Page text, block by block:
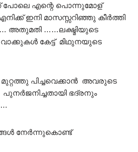
പോലെ എന്റെ പൊന്നുമോള്
ഇനി മാസസ്സറിഞ്ഞു കീർത്തി
… അതുമതി ……ലക്ഷ്മിയുടെ
കേട്ട് മിഥുനയുടെ
പിച്ചവെക്കാൻ അവരുടെ
ഭദ്രനും
…
നേർന്നുകൊണ്ട്